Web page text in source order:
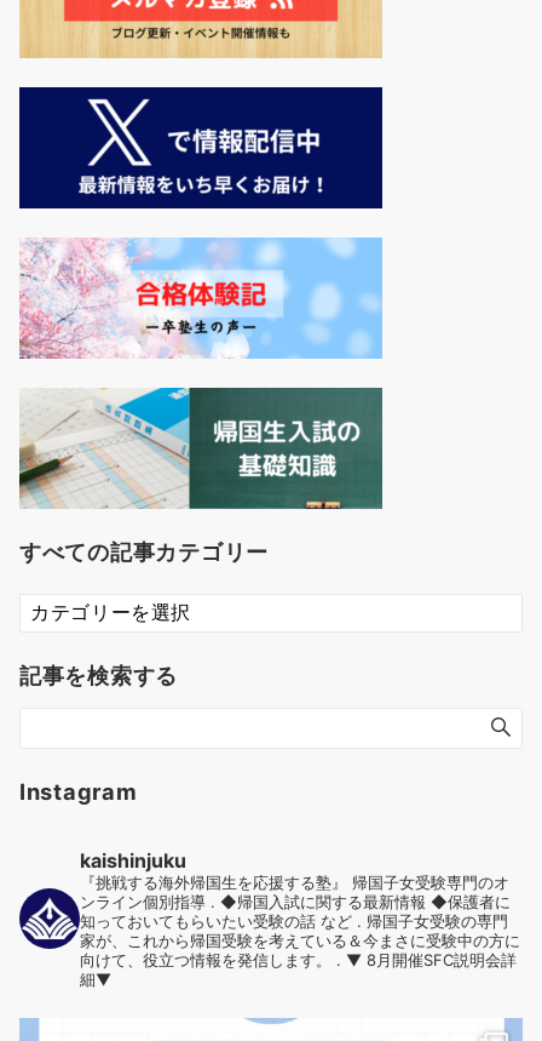
すべての記事カテゴリー
す
べ
の
テ
記事を検索する
Instagram
kaishinjuku
『挑戦する海外帰国生を応援する塾』
帰国子女受験専門のオ
ンライン個別指導 . ◆帰国入試に関する最新情報 ◆保護者に
知っておいてもらいたい受験の話 など . 帰国子女受験の専門
家が、これから帰国受験を考えている＆今まさに受験中の方に
向けて、役立つ情報を発信します。
. ▼ 8月開催SFC説明会詳
細▼